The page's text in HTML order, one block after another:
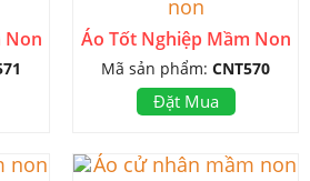
Non Áo Tốt Nghiệp Mầm Non
Mã sản phẩm: CNT570
Đặt Mua